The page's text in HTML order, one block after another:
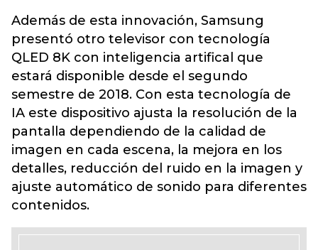
Además de esta innovación, Samsung
presentó otro televisor con tecnología
QLED 8K con inteligencia artifical que
estará disponible desde el segundo
semestre de 2018. Con esta tecnología de
IA este dispositivo ajusta la resolución de la
pantalla dependiendo de la calidad de
imagen en cada escena, la mejora en los
detalles, reducción del ruido en la imagen y
ajuste automático de sonido para diferentes
contenidos.